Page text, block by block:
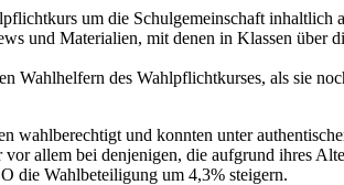
um die Schulgemeinschaft inhaltlich
und Materialien, mit denen in Klassen über
des Wahlpflichtkurses, als sie
wahlberechtigt und konnten unter
allem bei denjenigen, die aufgrund ihres
die Wahlbeteiligung um 4,3% steigern.